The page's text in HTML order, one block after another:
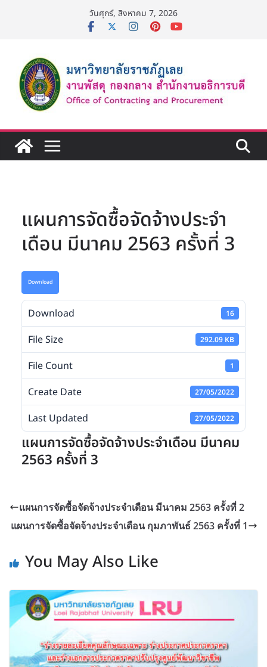
วันศุกร์, สิงหาคม 7, 2026
แผนการจัดซื้อจัดจ้างประจำ
เดือน มีนาคม 2563 ครั้งที่ 3
Download
Download 16
File Size 292.09 KB
File Count 1
Create Date 27/05/2022
Last Updated 27/05/2022
แผนการจัดซื้อจัดจ้างประจำเดือน มีนาคม
2563 ครั้งที่ 3
แผนการจัดซื้อจัดจ้างประจำเดือน มีนาคม 2563 ครั้งที่ 2
แผนการจัดซื้อจัดจ้างประจำเดือน กุมภาพันธ์ 2563 ครั้งที่ 1
You May Also Like